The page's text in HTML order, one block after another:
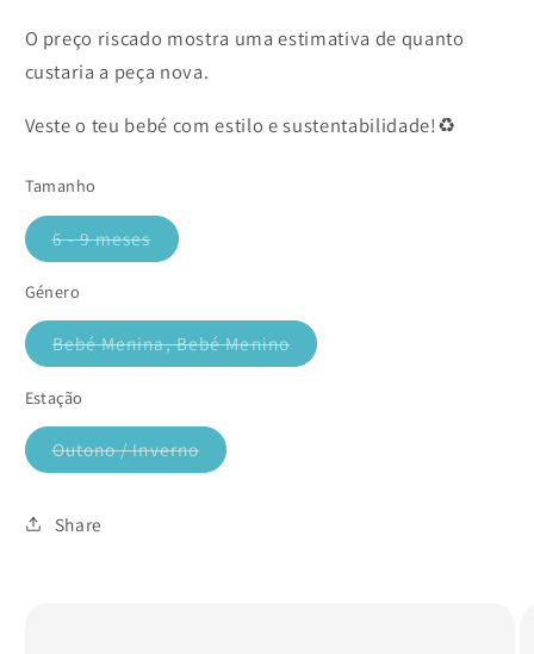
O preço riscado mostra uma estimativa de quanto
custaria a peça nova.
Veste o teu bebé com estilo e sustentabilidade!♻️
Tamanho
6 - 9 meses
Variante
Género
Bebé Menina, Bebé Menino
Estação
Outono / Inverno
Share